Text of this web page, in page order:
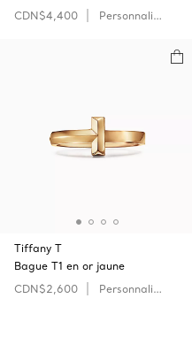
CDN$4,400
Personnaliser
Tiffany T
Bague T1 en or jaune
CDN$2,600
Personnaliser